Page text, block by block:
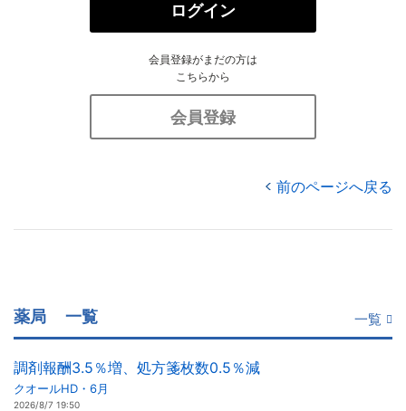
ログイン
会員登録がまだの方は
こちらから
会員登録
前のページへ戻る
薬局 一覧 一覧
調剤報酬3.5％増、処方箋枚数0.5％減
クオールHD・6月
2026/8/7 19:50